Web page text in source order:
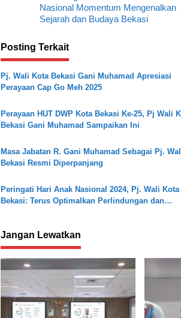
a
v
g
a
s
p
s
Nasional Momentum Mengenalkan
Sejarah dan Budaya Bekasi
Posting Terkait
Pj. Wali Kota Bekasi Gani Muhamad Apresiasi
Perayaan Cap Go Meh 2025
Perayaan HUT DWP Kota Bekasi Ke-25, Pj Wali
Bekasi Gani Muhamad Sampaikan Ini
Masa Jabatan R. Gani Muhamad Sebagai Pj.
Bekasi Resmi Diperpanjang
Peringati Hari Anak Nasional 2024, Pj. Wali Kota
Bekasi: Terus Optimalkan Perlindungan dan
Jangan Lewatkan